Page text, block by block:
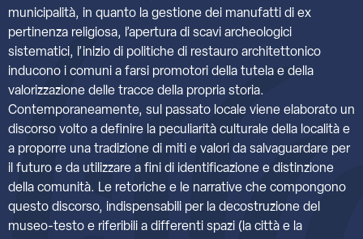
municipalità, in quanto la gestione dei manufatti di ex
pertinenza religiosa, l’apertura di scavi archeologici
sistematici, l’inizio di politiche di restauro architettonico
inducono i comuni a farsi promotori della tutela e della
valorizzazione delle tracce della propria storia.
Contemporaneamente, sul passato locale viene elaborato un
discorso volto a definire la peculiarità culturale della località e
a proporre una tradizione di miti e valori da salvaguardare per
il futuro e da utilizzare a fini di identificazione e distinzione
della comunità. Le retoriche e le narrative che compongono
questo discorso, indispensabili per la decostruzione del
museo-testo e riferibili a differenti spazi (la città e la